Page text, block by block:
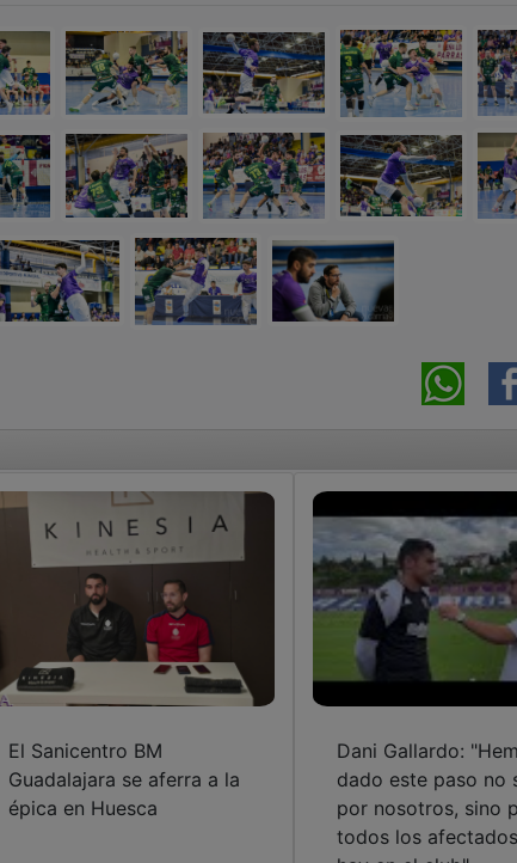
El Sanicentro BM
Guadalajara se aferra a la
épica en Huesca
Dani Gallardo:
dado este paso no
por nosotros, sino
todos los